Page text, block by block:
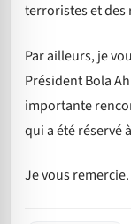
terroristes et des
Par ailleurs, je
Président Bola
importante
qui a été réservé
Je vous remercie.